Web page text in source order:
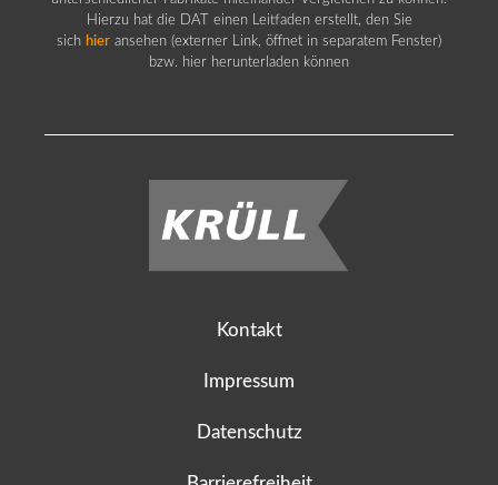
Hierzu hat die DAT einen Leitfaden erstellt, den Sie
sich hier ansehen (externer Link, öffnet in separatem Fenster)
bzw. hier herunterladen können
Kontakt
Impressum
Datenschutz